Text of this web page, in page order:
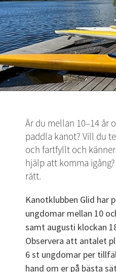
Är du mellan 10–14 år
paddla kanot? Vill du
och fartfyllt och
hjälp att komma
rätt.
Kanotklubben Glid har
ungdomar mellan 10
samt augusti klockan
Observera att antalet
6 st ungdomar per
hand om er på bästa